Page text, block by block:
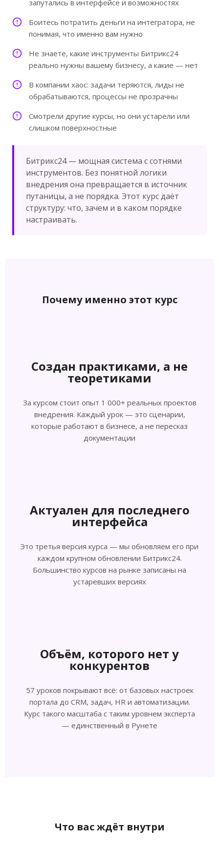
запутались в интерфейсе и возможностях
Боитесь потратить деньги на интегратора, не
понимая, что именно вам нужно
Не знаете, какие инструменты Битрикс24
реально нужны вашему бизнесу, а какие — нет
В компании хаос: задачи теряются, лиды не
обрабатываются, процессы не прозрачны
Смотрели другие курсы, но они устарели или
слишком поверхностные
Битрикс24 — мощная система с сотнями
инструментов. Без понятной логики
внедрения она превращается в источник
путаницы, а не порядка. Этот курс даёт
структуру: что, зачем и в каком порядке
настраивать.
Почему именно этот курс
Создан практиками, а не
теоретиками
За курсом стоит опыт 1 000+ реальных проектов
внедрения. Каждый урок — это сценарии,
которые работают в бизнесе, а не пересказ
документации
Актуален для последнего
интерфейса
Это третья версия курса — мы обновляем его при
каждом крупном обновлении Битрикс24.
Большинство курсов на рынке записаны на
устаревших версиях
Объём, которого нет у
конкурентов
57 уроков покрывают всё: от базовых настроек
портала до CRM, задач, HR и автоматизации.
Курс такого масштаба с таким уровнем эксперта
— единственный в Рунете
Что вас ждёт внутри